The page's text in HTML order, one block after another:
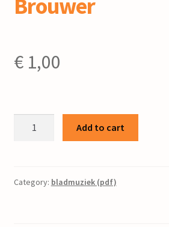
€1,00
/
Add to cart
Category: bladmuziek (pdf)